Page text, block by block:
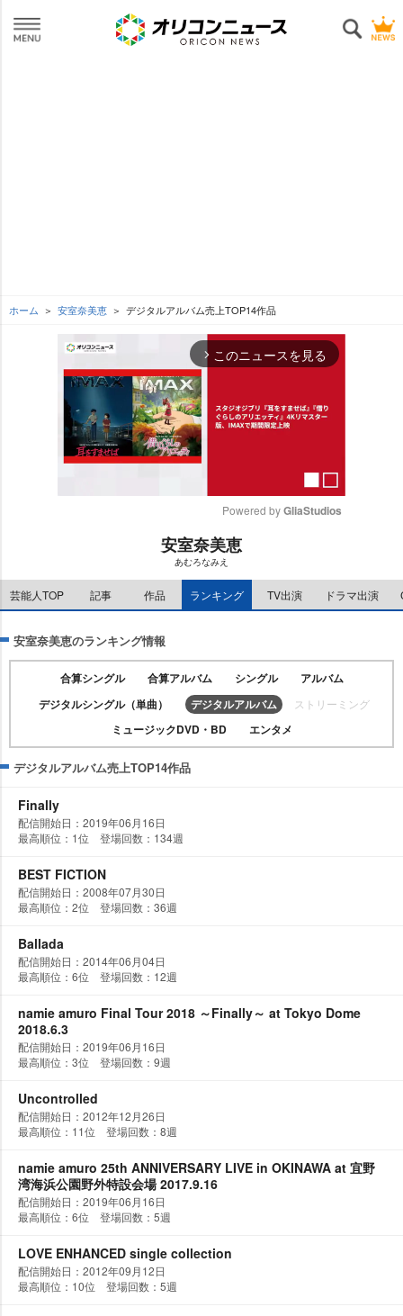
ホーム 安室奈美恵 デジタルアルバム売上TOP14作品
arrow_forward_ios このニュースを見る
t
e
Powered by GliaStudios
安室奈美恵
あむろなみえ
芸能人TOP 記事 作品 ランキング TV出演 ドラマ出演
安室奈美恵のランキング情報
合算シングル 合算アルバム シングル
アルバム
デジタルシングル（単曲）
デジタルアルバム ストリーミング
ミュージックDVD・BD エンタメ
デジタルアルバム売上TOP14作品
Finally
配信開始日：2019年06月16日
最高順位：1位 登場回数：134週
BEST FICTION
配信開始日：2008年07月30日
最高順位：2位 登場回数：36週
Ballada
配信開始日：2014年06月04日
最高順位：6位 登場回数：12週
namie amuro Final Tour 2018 ～Finally～ at Tokyo Dome
2018.6.3
配信開始日：2019年06月16日
最高順位：3位 登場回数：9週
Uncontrolled
配信開始日：2012年12月26日
最高順位：11位 登場回数：8週
namie amuro 25th ANNIVERSARY LIVE in OKINAWA at 宜野
湾海浜公園野外特設会場 2017.9.16
配信開始日：2019年06月16日
最高順位：6位 登場回数：5週
LOVE ENHANCED single collection
配信開始日：2012年09月12日
最高順位：10位 登場回数：5週